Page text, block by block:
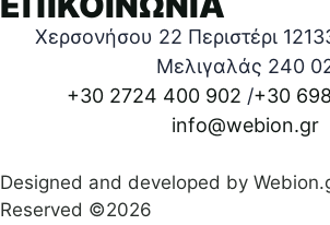
Χερσονήσου 22 Περιστέρι
Μελιγαλάς 240
+30 2724 400 902 /+30
info@webion.gr
Designed and developed by
Reserved ©2026